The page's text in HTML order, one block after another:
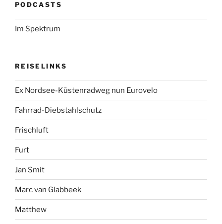
PODCASTS
Im Spektrum
REISELINKS
Ex Nordsee-Küstenradweg nun Eurovelo
Fahrrad-Diebstahlschutz
Frischluft
Furt
Jan Smit
Marc van Glabbeek
Matthew